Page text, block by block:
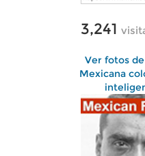
3,241
Ver fotos
Mexicana